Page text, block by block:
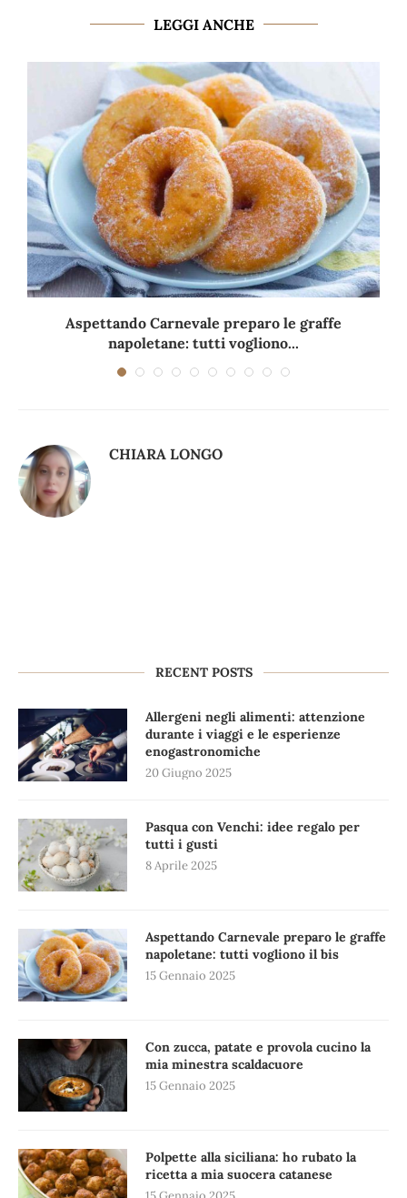
LEGGI ANCHE
Aspettando Carnevale preparo le graffe
napoletane: tutti vogliono...
CHIARA LONGO
RECENT POSTS
Allergeni negli alimenti: attenzione
durante i viaggi e le esperienze
enogastronomiche
20 Giugno 2025
Pasqua con Venchi: idee regalo per
tutti i gusti
8 Aprile 2025
Aspettando Carnevale preparo le graffe
napoletane: tutti vogliono il bis
15 Gennaio 2025
Con zucca, patate e provola cucino la
mia minestra scaldacuore
15 Gennaio 2025
Polpette alla siciliana: ho rubato la
ricetta a mia suocera catanese